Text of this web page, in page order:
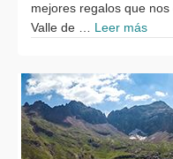
mejores regalos que
Valle de … Leer más